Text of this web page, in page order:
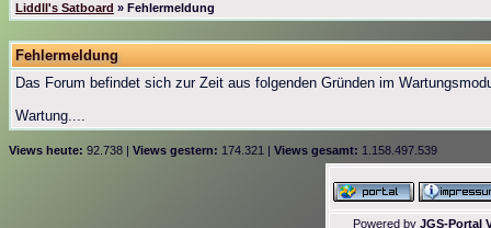
Liddll's Satboard » Fehlermeldung
Fehlermeldung
Das Forum befindet sich zur Zeit aus folgenden Gründen im
Wartung....
Views heute: 92.738 | Views gestern: 174.321 | Views gesamt: 1.158.497.539
Powered by JGS-Portal